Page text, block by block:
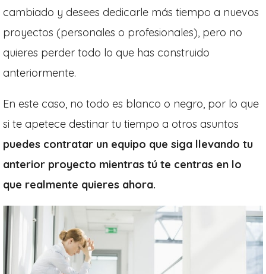
cambiado y desees dedicarle más tiempo a nuevos
proyectos (personales o profesionales), pero no
quieres perder todo lo que has construido
anteriormente.
En este caso, no todo es blanco o negro, por lo que
si te apetece destinar tu tiempo a otros asuntos
puedes contratar un equipo que siga llevando tu
anterior proyecto mientras tú te centras en lo
que realmente quieres ahora.